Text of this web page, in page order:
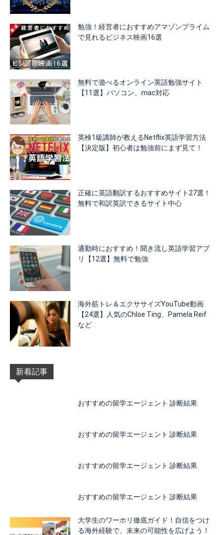
勉強！経営者におすすめアマゾンプライム
で見れるビジネス映画16選
無料で遊べるオンライン英語勉強サイト
【11選】パソコン、mac対応
英検1級講師が教えるNetflix英語学習方法
【決定版】初心者は勉強前にまず見て！
正確に英語翻訳するおすすめサイト27選！
無料で和訳英訳できるサイト中心
通勤時におすすめ！聞き流し英語学習アプ
リ【12選】無料で勉強
海外筋トレ＆エクササイズYouTube動画
【24選】人気のChloe Ting、Pamela Reif
など
新着記事
おすすめの留学エージェント 診断結果
おすすめの留学エージェント 診断結果
おすすめの留学エージェント 診断結果
おすすめの留学エージェント 診断結果
大学生のワーホリ徹底ガイド！自信をつけ
る海外経験で、未来の可能性を広げよう！